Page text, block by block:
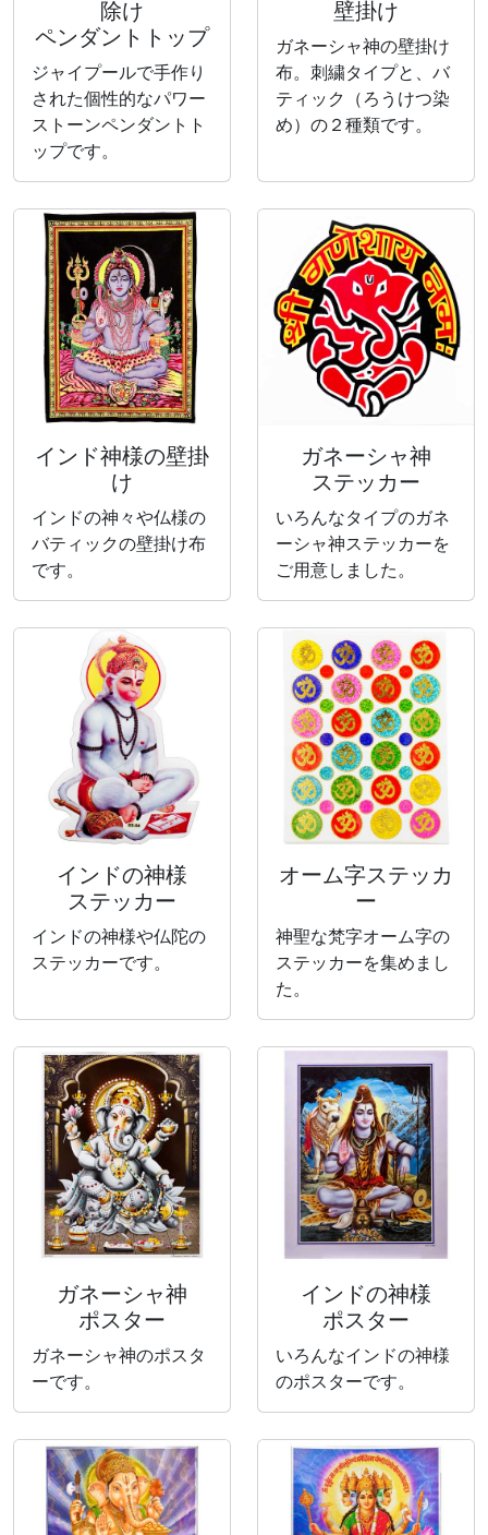
除け
ペンダントトップ
ジャイプールで手作り
された個性的なパワー
ストーンペンダントト
ップです。
壁掛け
ガネーシャ神の壁掛け
布。刺繍タイプと、バ
ティック（ろうけつ染
め）の２種類です。
インド神様の壁掛
け
インドの神々や仏様の
バティックの壁掛け布
です。
ガネーシャ神
ステッカー
いろんなタイプのガネ
ーシャ神ステッカーを
ご用意しました。
インドの神様
ステッカー
インドの神様や仏陀の
ステッカーです。
オーム字ステッカ
ー
神聖な梵字オーム字の
ステッカーを集めまし
た。
ガネーシャ神
ポスター
ガネーシャ神のポスタ
ーです。
インドの神様
ポスター
いろんなインドの神様
のポスターです。